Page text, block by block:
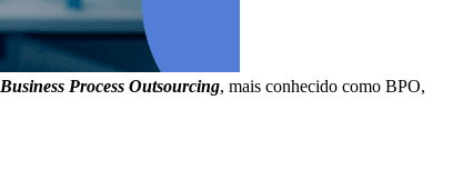
Business Process Outsourcing, mais conhecido como BPO,